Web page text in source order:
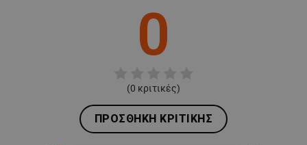
0
(0 κριτικές)
ΠΡΟΣΘΉΚΗ ΚΡΙΤΙΚΉΣ